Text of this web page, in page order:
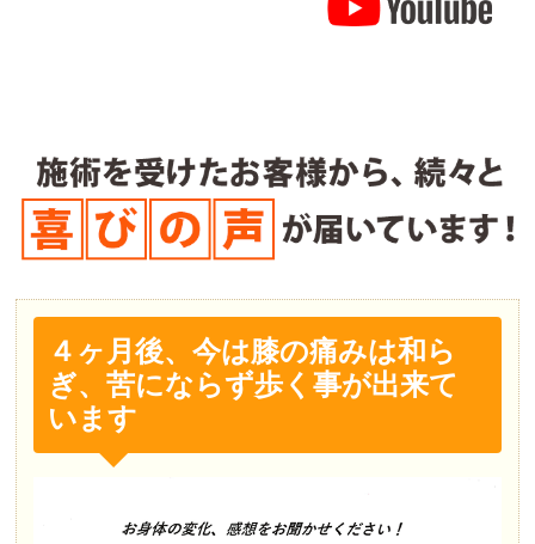
４ヶ月後、今は膝の痛みは和ら
ぎ、苦にならず歩く事が出来て
います